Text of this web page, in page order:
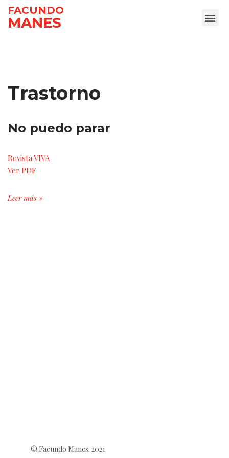
Ir
FACUNDO
MANES
Trastorno
No puedo parar
Revista VIVA
Ver PDF
Leer más »
© Facundo Manes. 2021